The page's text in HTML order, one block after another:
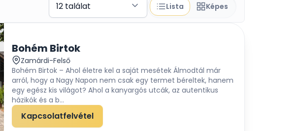
12 találat
Lista
Képes
Bohém Birtok
Zamárdi-Felső
Bohém Birtok – Ahol életre kel a saját mesétek Álmodtál már
arról, hogy a Nagy Napon nem csak egy termet béreltek, hanem
egy egész kis világot? Ahol a kanyargós utcák, az autentikus
házikók és a b...
Kapcsolatfelvétel